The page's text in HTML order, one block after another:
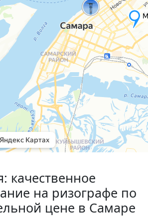
качественное
на ризографе по
цене в Самаре